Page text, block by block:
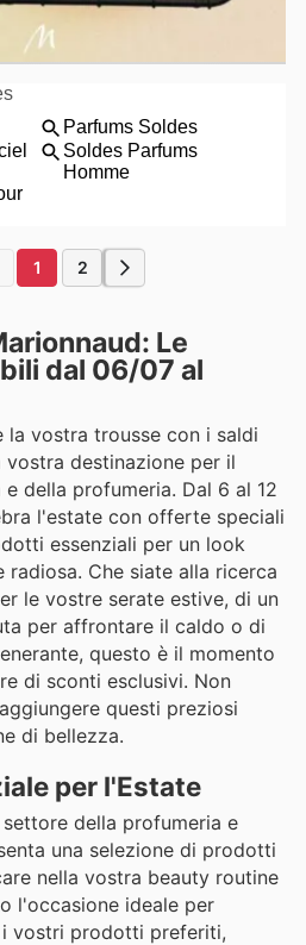
1 2
Le
dal 06/07 al
la vostra trousse con i saldi
destinazione per il
della profumeria. Dal 6 al 12
l'estate con offerte speciali
essenziali per un look
radiosa. Che siate alla ricerca
le vostre serate estive, di un
per affrontare il caldo o di
questo è il momento
di sconti esclusivi. Non
questi preziosi
di bellezza.
per l'Estate
della profumeria e
una selezione di prodotti
nella vostra beauty routine
l'occasione ideale per
vostri prodotti preferiti,